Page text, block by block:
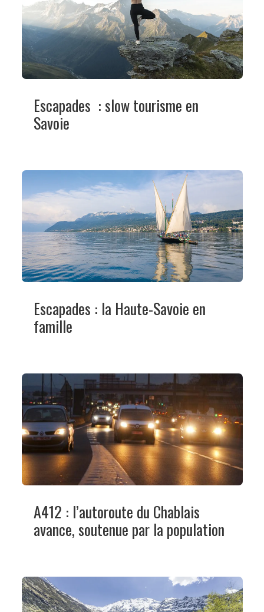
Escapades : slow tourisme en
Savoie
Escapades : la Haute-Savoie en
famille
A412 : l’autoroute du Chablais
avance, soutenue par la population